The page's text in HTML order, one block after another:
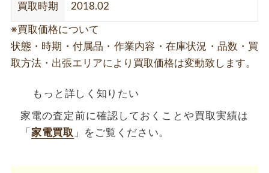
買取時期 2018.02
※買取価格について
状態・時期・付属品・作業内容・在庫状況・品数・買
取方法・出張エリアにより買取価格は変動致します。
もっと詳しく知りたい
家電の査定前に確認しておくことや買取実績は
「 家電買取 」をご覧ください。